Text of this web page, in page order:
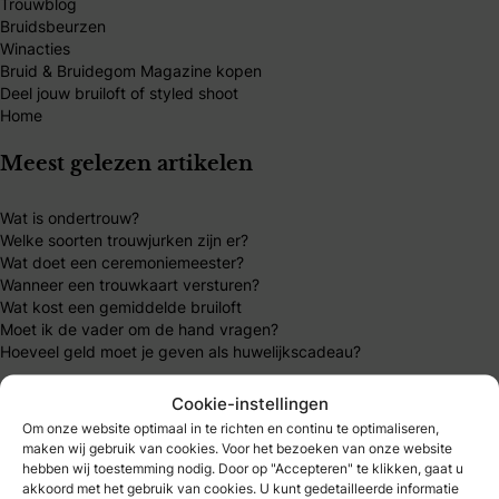
Cookie-instellingen
Om onze website optimaal in te richten en continu te optimaliseren,
maken wij gebruik van cookies. Voor het bezoeken van onze website
hebben wij toestemming nodig. Door op "Accepteren" te klikken, gaat u
akkoord met het gebruik van cookies. U kunt gedetailleerde informatie
Bruidsbeurzen
Winacties
Bruid & Bruidegom Magazine kopen
Deel jouw bruiloft of styled shoot
Home
Meest gelezen artikelen
Wat is ondertrouw?
Welke soorten trouwjurken zijn er?
Wat doet een ceremoniemeester?
Wanneer een trouwkaart versturen?
Wat kost een gemiddelde bruiloft
Moet ik de vader om de hand vragen?
Hoeveel geld moet je geven als huwelijkscadeau?
B&B Club – inloggen
B&B Club – registreren